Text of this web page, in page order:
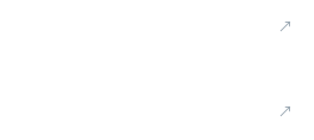
↗
↗